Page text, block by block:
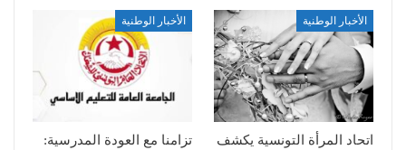
الأخبار الوطنية
اتحاد المرأة التونسية يكشف
الأخبار الوطنية
تزامنا مع العودة المدرسية: